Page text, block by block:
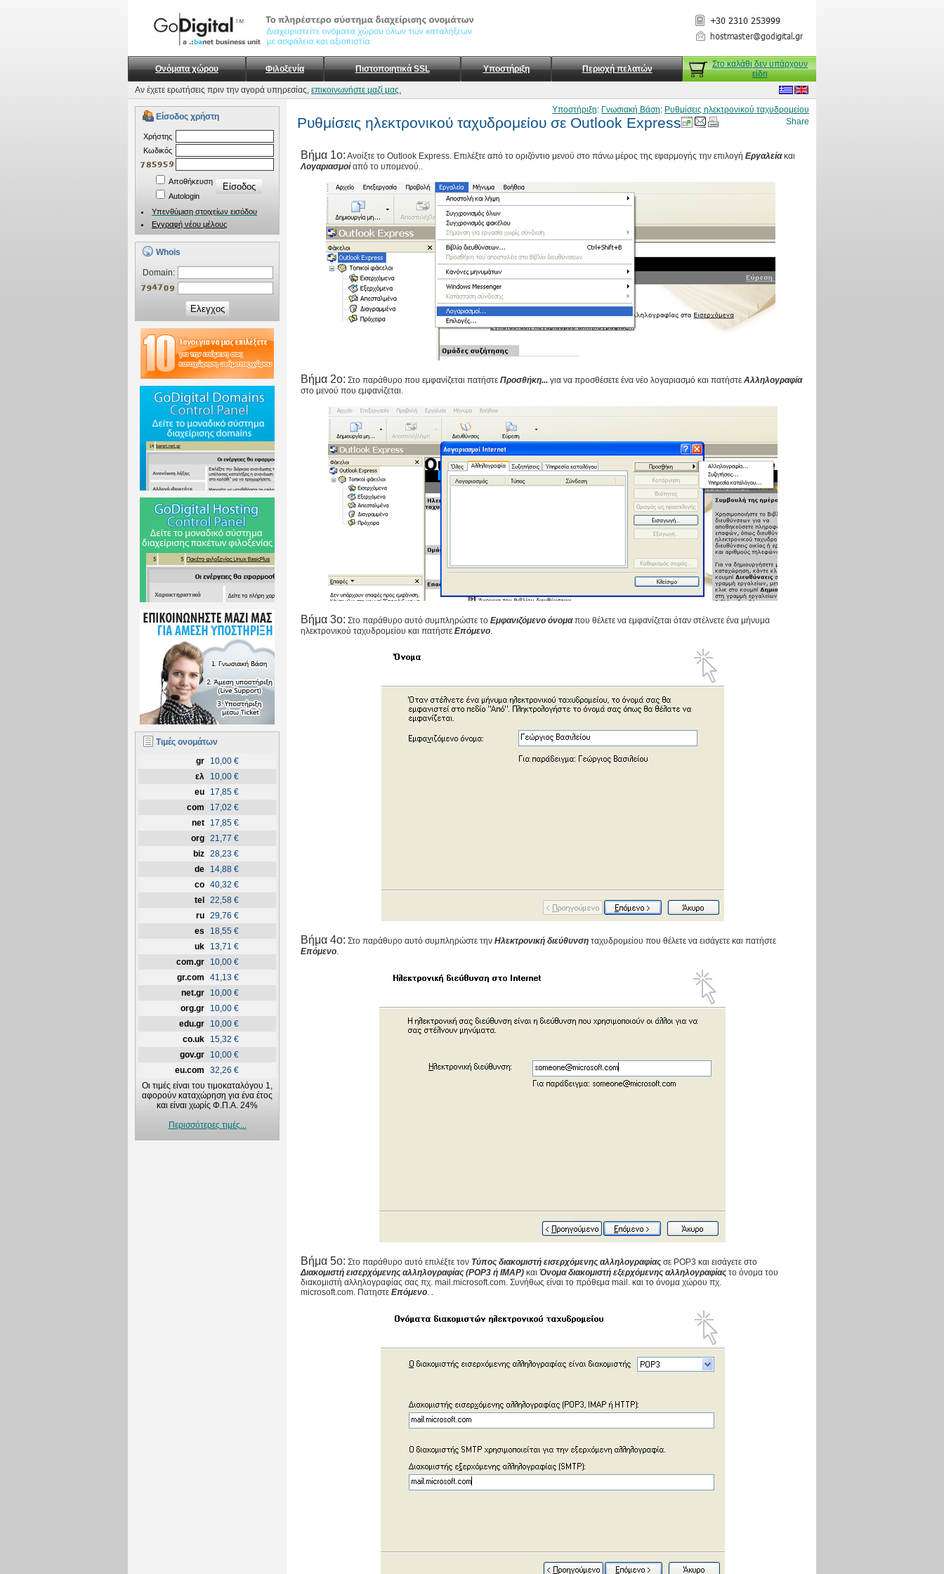
Ονόματα χώρου Φιλοξενία Πιστοποιητικά SSL Υποστήριξη Περιοχή πελατών
Στο καλάθι δεν υπάρχουν
είδη
Αν έχετε ερωτήσεις πριν την αγορά υπηρεσίας, επικοινωνήστε μαζί μας.
Είσοδος χρήστη
Xρήστης
Kωδικός
Αποθήκευση
Autologin
Υπενθύμιση στοιχείων εισόδου
Εγγραφή νέου μέλους
Whois
Domain:
Ελεγχος
Τιμές ονομάτων
gr
10,00 €
ελ
10,00 €
eu
17,85 €
com
17,02 €
net
17,85 €
org 21,77 €
biz 28,23 €
de
14,88 €
co 40,32 €
tel
22,58 €
ru 29,76 €
es
18,55 €
uk
13,71 €
com.gr
10,00 €
gr.com
41,13 €
net.gr
10,00 €
org.gr
10,00 €
edu.gr
10,00 €
co.uk
15,32 €
gov.gr
10,00 €
eu.com
32,26 €
Οι τιμές είναι του τιμοκαταλόγου 1,
αφορούν καταχώρηση για ένα έτος
και είναι χωρίς Φ.Π.Α. 24%
Περισσότερες τιμές...
Υποστήριξη: Γνωσιακή Βάση: Ρυθμίσεις ηλεκτρονικού ταχυδρομείου
Ρυθμίσεις ηλεκτρονικού ταχυδρομείου σε Outlook Express
Βήμα 1ο: Ανοίξτε το Outlook Express. Επιλέξτε από το οριζόντιο μενού στο πάνω μέρος της εφαρμογής την επιλογή Εργαλείακαι
Λογαριασμοί από το υπομενού..
Βήμα 2ο: Στο παράθυρο που εμφανίζεται πατήστε Προσθήκη... για να προσθέσετε ένα νέο λογαριασμό και πατήστε Αλληλογραφία
στο μενού που εμφανίζεται.
Βήμα 3ο: Στο παράθυρο αυτό συμπληρώστε το Εμφανιζόμενο όνομαπου θέλετε να εμφανίζεται όταν στέλνετε ένα μήνυμα
ηλεκτρονικού ταχυδρομείου και πατήστε Επόμενο.
Βήμα 4ο: Στο παράθυρο αυτό συμπληρώστε την Ηλεκτρονική διεύθυνση ταχυδρομείου που θέλετε να εισάγετε και πατήστε
Επόμενο.
Βήμα 5ο: Στο παράθυρο αυτό επιλέξτε τον Τύπος διακομιστή εισερχόμενης αλληλογραφίας σε POP3 και εισάγετε στο
Διακομιστή εισερχόμενης αλληλογραφίας (POP3 ή IMAP) και Όνομα διακομιστή εξερχόμενης αλληλογραφίας το όνομα του
διακομιστή αλληλογραφίας σας πχ. mail.microsoft.com. Συνήθως είναι το πρόθεμα mail. και το όνομα χώρου πχ.
microsoft.com. Πατηστε Επόμενο. .